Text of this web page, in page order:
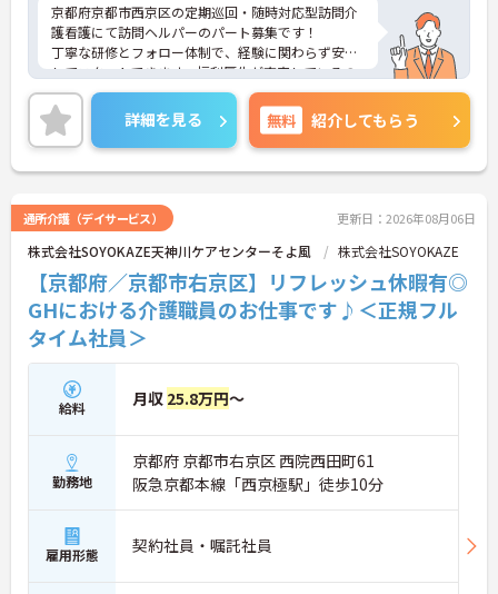
京都府京都市西京区の定期巡回・随時対応型訪問介
護看護にて訪問ヘルパーのパート募集です！
丁寧な研修とフォロー体制で、経験に関わらず安心
してスタートできます。福利厚生が充実しているの
は嬉しいポイントです◎
こちらの求人にご興味がございましたら面接のポイ
ントもお伝えしますので是非ご応募お待ちしており
ます。
詳細を見る 無料 紹介してもらう
通所介護（デイサービス） 更新日：2026年08月06日
株式会社SOYOKAZE天神川ケアセンターそよ風 株式会社SOYOKAZE
【京都府／京都市右京区】リフレッシュ休暇有◎
GHにおける介護職員のお仕事です♪＜正規フル
タイム社員＞
給料 月収 25.8万円～
勤務地
京都府 京都市右京区 西院西田町61
阪急京都本線「西京極駅」徒歩10分
雇用形態 契約社員・嘱託社員